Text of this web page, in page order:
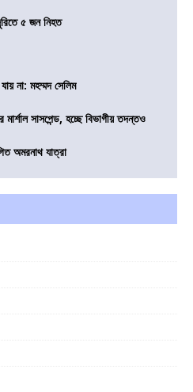
৫ জন নিহত
না: মহম্মদ সেলিম
মার্শাল সাসপেন্ড, হচ্ছে বিভাগীয় তদন্তও
অমরনাথ যাত্রা